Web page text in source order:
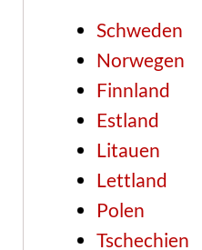
Schweden
Norwegen
Finnland
Estland
Litauen
Lettland
Polen
Tschechien